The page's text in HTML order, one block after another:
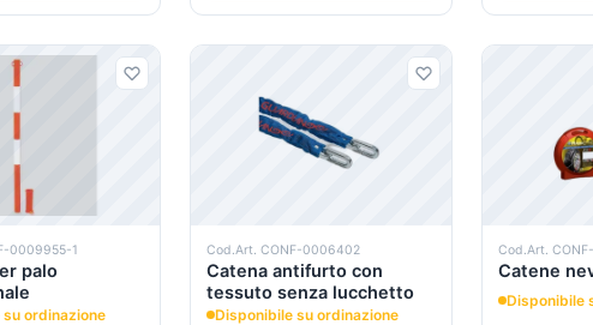
0009955-1
palo
ordinazione
Cod.Art. CONF-0006402
Catena antifurto con
tessuto senza lucchetto
Disponibile su ordinazione
Cod.Art.
Catene
Disponibile